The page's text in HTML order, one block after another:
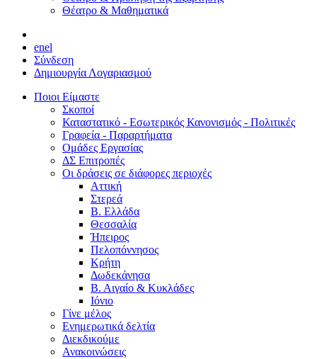
Θέατρο & Μαθηματικά
enel
Σύνδεση
Δημιουργία Λογαριασμού
Ποιοι Είμαστε
Σκοποί
Καταστατικό - Εσωτερικός Κανονισμός - Πολιτικές
Γραφεία - Παραρτήματα
Ομάδες Εργασίας
ΔΣ Επιτροπές
Οι δράσεις σε διάφορες περιοχές
Αττική
Στερεά
Β. Ελλάδα
Θεσσαλία
Ήπειρος
Πελοπόννησος
Κρήτη
Δωδεκάνησα
Β. Αιγαίο & Κυκλάδες
Ιόνιο
Γίνε μέλος
Ενημερωτικά δελτία
Διεκδικούμε
Ανακοινώσεις